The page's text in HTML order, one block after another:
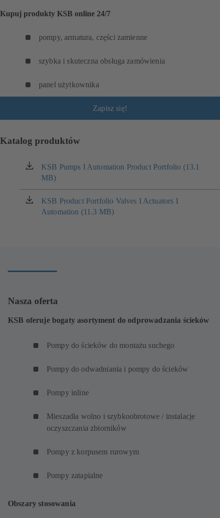
Kupuj produkty KSB online 24/7
pompy, armatura, części zamienne
szybka i skuteczna obsługa zamówienia
panel użytkownika
Zapisz się!
Katalog produktów
KSB Pumps I Automation Product Portfolio (13.1
MB)
(otwiera
się
w
nowej
karcie)
KSB Product Portfolio Valves I Actuators I
Automation (11.3 MB)
(otwiera
się
Nasza oferta
KSB oferuje bogaty asortyment do odprowadzania ścieków
Pompy do ścieków do montażu suchego
Pompy do odwadniania i pompy do ścieków
Pompy inline
Mieszadła wolno i szybkoobrotowe / instalacje
oczyszczania zbiorników
Pompy z korpusem rurowym
Pompy zatapialne
Obszary stosowania